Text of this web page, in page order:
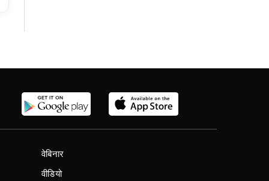
वेबिनार
वीडियो